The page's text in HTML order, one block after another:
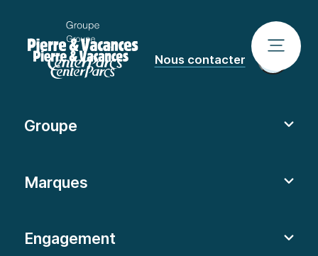
Nous contacter
Groupe
Marques
Engagement